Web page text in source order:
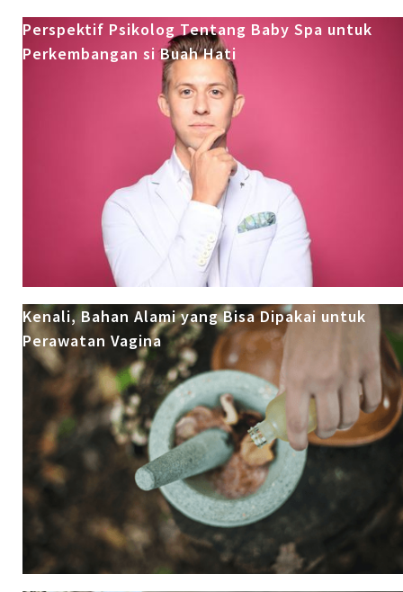
Perspektif Psikolog Tentang Baby Spa untuk
Perkembangan si Buah Hati
Kenali, Bahan Alami yang Bisa Dipakai untuk
Perawatan Vagina